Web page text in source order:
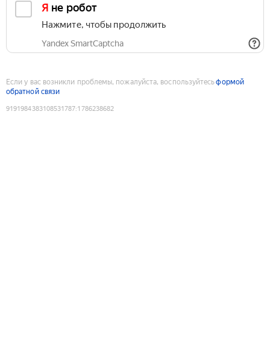
Я не робот
Нажмите, чтобы продолжить
Yandex SmartCaptcha
Если у вас возникли проблемы, пожалуйста, воспользуйтесьформой
обратной связи
9191984383108531787:1786238682